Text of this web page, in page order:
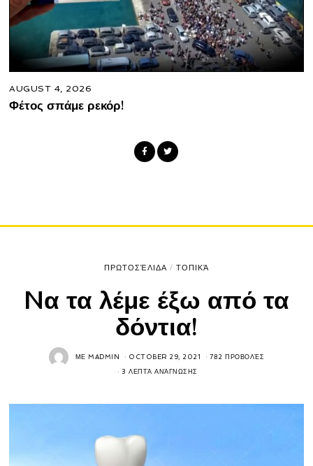
AUGUST 4, 2026
Φέτος σπάμε ρεκόρ!
ΠΡΩΤΟΣΈΛΙΔΑ / ΤΟΠΙΚΆ
Nα τα λέμε έξω από τα
δόντια!
ΜΕMADMIN OCTOBER 29, 2021 782 ΠΡΟΒΟΛΈΣ
3 ΛΕΠΤΆ ΑΝΆΓΝΩΣΗΣ